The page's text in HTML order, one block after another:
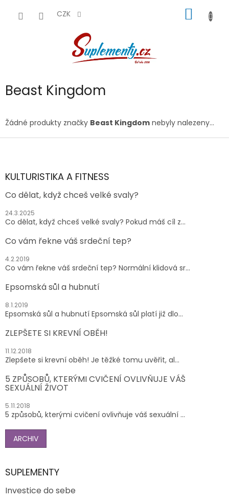
CZK
KOŠÍK
Beast Kingdom
Žádné produkty značky Beast Kingdom nebyly nalezeny...
Z
aKULTURISTIKA A FITNESS
Co dělat, když chceš velké svaly?
24.3.2025
Co dělat, když chceš velké svaly? Pokud máš cíl z...
Co vám řekne váš srdeční tep?
4.2.2019
Co vám řekne váš srdeční tep? Normální klidová sr...
Epsomská sůl a hubnutí
8.1.2019
Epsomská sůl a hubnutí Epsomská sůl platí již dlo...
ZLEPŠETE SI KREVNÍ OBĚH!
11.12.2018
Zlepšete si krevní oběh! Je těžké tomu uvěřit, al...
5 ZPŮSOBŮ, KTERÝMI CVIČENÍ OVLIVŇUJE VÁŠ
SEXUÁLNÍ ŽIVOT
5.11.2018
5 způsobů, kterými cvičení ovlivňuje váš sexuální ...
ARCHIV
SUPLEMENTY
Investice do sebe